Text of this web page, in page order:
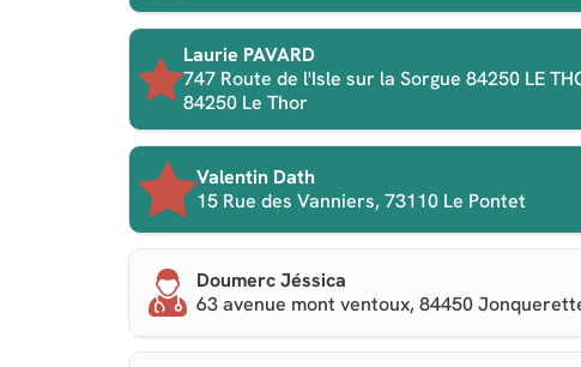
Laurie PAVARD
747 Route de l'Isle sur la Sorgue 84250 LE
84250 Le Thor
Valentin Dath
15 Rue des Vanniers, 73110 Le Pontet
Doumerc Jéssica
63 avenue mont ventoux, 84450